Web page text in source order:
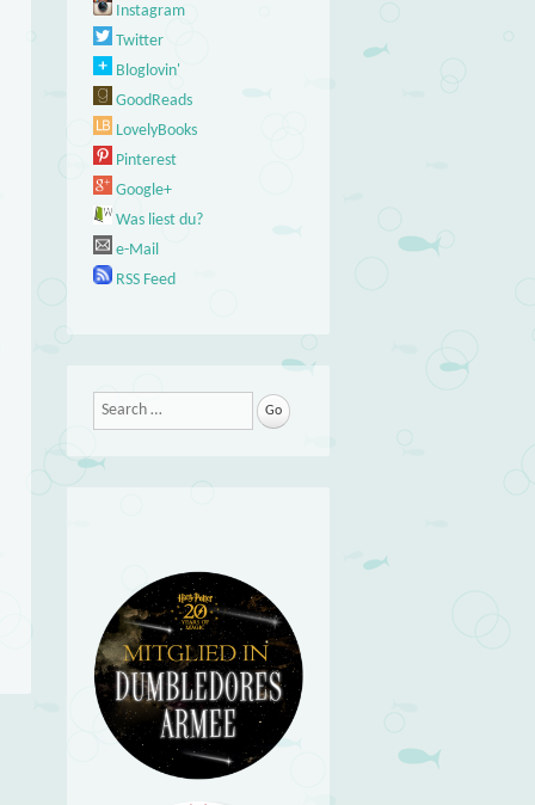
Instagram
Twitter
Bloglovin'
GoodReads
LovelyBooks
Pinterest
Google+
Was liest du?
e-Mail
RSS Feed
Search